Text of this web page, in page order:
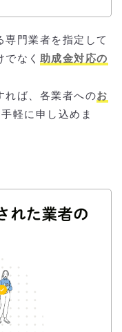
専門業者を指定して
なく 助成金対応の
れば、各業者へのお
軽に申し込めま